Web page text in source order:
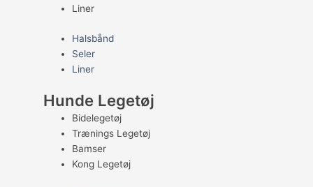
Liner
Halsbånd
Seler
Liner
Hunde Legetøj
Bidelegetøj
Trænings Legetøj
Bamser
Kong Legetøj